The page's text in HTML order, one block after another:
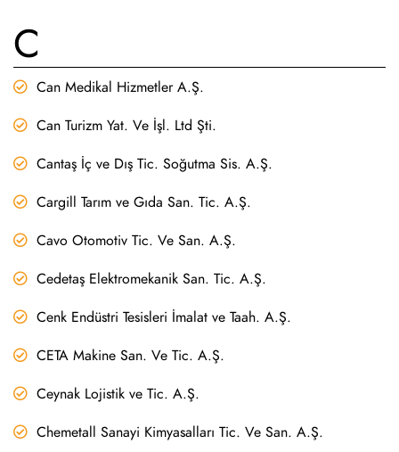
C
Can Medikal Hizmetler A.Ş.
Can Turizm Yat. Ve İşl. Ltd Şti.
Cantaş İç ve Dış Tic. Soğutma Sis. A.Ş.
Cargill Tarım ve Gıda San. Tic. A.Ş.
Cavo Otomotiv Tic. Ve San. A.Ş.
Cedetaş Elektromekanik San. Tic. A.Ş.
Cenk Endüstri Tesisleri İmalat ve Taah. A.Ş.
CETA Makine San. Ve Tic. A.Ş.
Ceynak Lojistik ve Tic. A.Ş.
Chemetall Sanayi Kimyasalları Tic. Ve San. A.Ş.